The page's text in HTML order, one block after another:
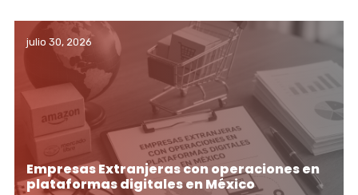
julio 30, 2026
Empresas Extranjeras con operaciones en
plataformas digitales en México